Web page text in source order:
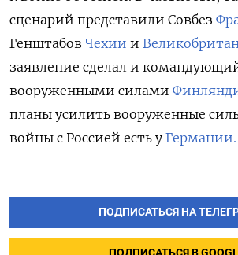
сценарий представили Совбез
Генштабов Чехии и
заявление сделал и
вооруженными силами
планы усилить вооруженные
войны с Россией есть у Германии.
ПОДПИСАТЬСЯ НА